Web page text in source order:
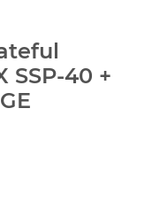
SSP-40 +